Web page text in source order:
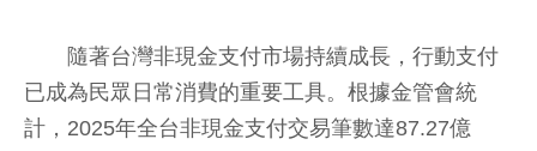
隨著台灣非現金支付市場持續成長，行動支付
已成為民眾日常消費的重要工具。根據金管會統
計，2025年全台非現金支付交易筆數達87.27億